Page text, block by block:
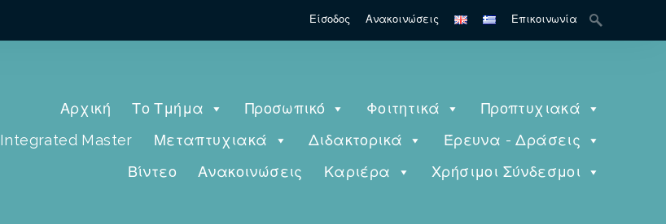
Είσοδος Ανακοινώσεις Επικοινωνία
Search
for:
Αρχική Το Τμήμα Προσωπικό Φοιτητικά
Προπτυχιακά
Integrated Master
Μεταπτυχιακά Διδακτορικά
Έρευνα - Δράσεις
Βίντεο
Ανακοινώσεις Καριέρα Χρήσιμοι Σύνδεσμοι